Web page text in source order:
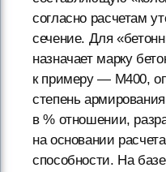
согласно расчетам
сечение. Для
назначает марку
к примеру — М400,
степень армирования
в % отношении,
на основании
способности. На